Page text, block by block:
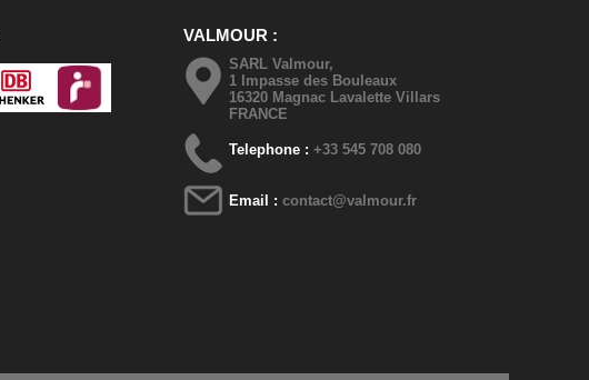
VALMOUR
SARL Valmour,
1 Impasse des Bouleaux
16320 Magnac Lavalette Villars
FRANCE
Telephone :+33 545 708 080
Email :contact@valmour.fr